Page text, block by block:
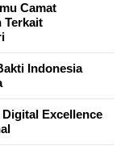
Camat
Terkait
Indonesia
Excellence